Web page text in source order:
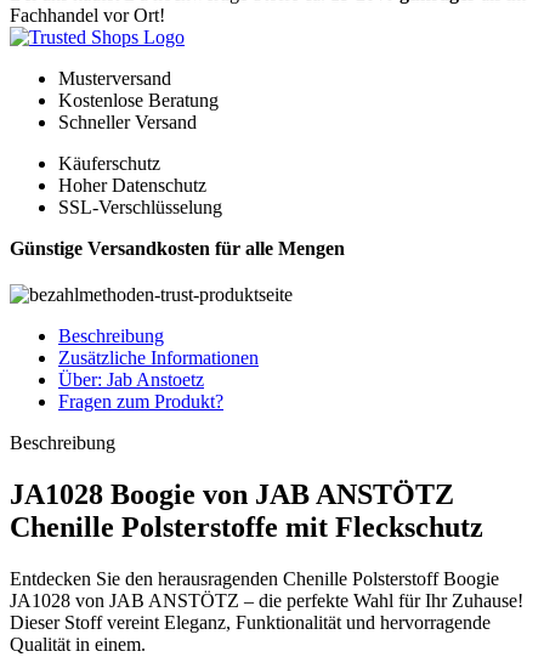
Fachhandel vor Ort!
Musterversand
Kostenlose Beratung
Schneller Versand
Käuferschutz
Hoher Datenschutz
SSL-Verschlüsselung
Günstige Versandkosten für alle Mengen
Beschreibung
Zusätzliche Informationen
Über: Jab Anstoetz
Fragen zum Produkt?
Beschreibung
JA1028 Boogie von JAB ANSTÖTZ
Chenille Polsterstoffe mit Fleckschutz
Entdecken Sie den herausragenden Chenille Polsterstoff Boogie
JA1028 von JAB ANSTÖTZ – die perfekte Wahl für Ihr Zuhause!
Dieser Stoff vereint Eleganz, Funktionalität und hervorragende
Qualität in einem.